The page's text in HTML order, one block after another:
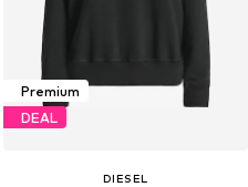
Premium
DEAL
DIESEL